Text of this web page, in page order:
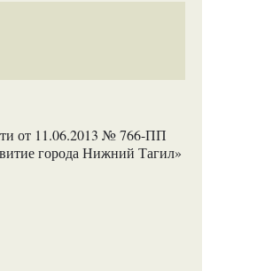
от 11.06.2013 № 766-ПП
города Нижний Тагил»